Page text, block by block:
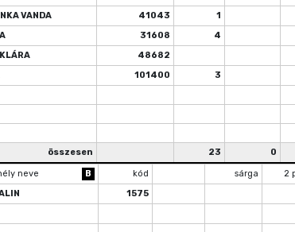
VANDA 41043
1
31608 4
48682
101400 3
összesen 23 0
neve B kód sárga 2
1575